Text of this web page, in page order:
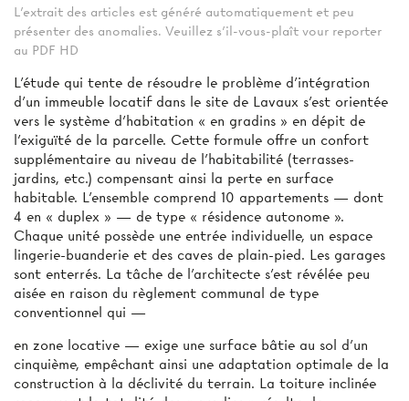
L'extrait des articles est généré automatiquement et peu
présenter des anomalies. Veuillez s'il-vous-plaît vour reporter
au PDF HD
L’étude qui tente de résoudre le problème d'intégration
d’un immeuble locatif dans le site de Lavaux s’est orientée
vers le système d’habitation « en gradins » en dépit de
l’exiguïté de la parcelle. Cette formule offre un confort
supplémentaire au niveau de l’habitabilité (terrasses-
jardins, etc.) compensant ainsi la perte en surface
habitable. L’ensemble comprend 10 appartements — dont
4 en « duplex » — de type « résidence autonome ».
Chaque unité possède une entrée individuelle, un espace
lingerie-buanderie et des caves de plain-pied. Les garages
sont enterrés. La tâche de l’architecte s’est révélée peu
aisée en raison du règlement communal de type
conventionnel qui —
en zone locative — exige une surface bâtie au sol d’un
cinquième, empêchant ainsi une adaptation optimale de la
construction à la déclivité du terrain. La toiture inclinée